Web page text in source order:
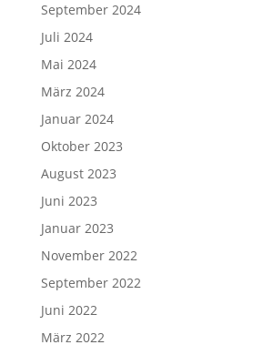
September 2024
Juli 2024
Mai 2024
März 2024
Januar 2024
Oktober 2023
August 2023
Juni 2023
Januar 2023
November 2022
September 2022
Juni 2022
März 2022